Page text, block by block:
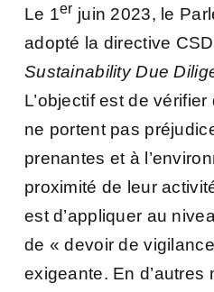
Le 1er juin 2023, le
adopté la directive
Sustainability Due
L’objectif est de
ne portent pas
prenantes et à
proximité de leur
est d’appliquer au
de « devoir de
exigeante. En d’autres